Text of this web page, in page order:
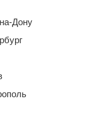
Дону